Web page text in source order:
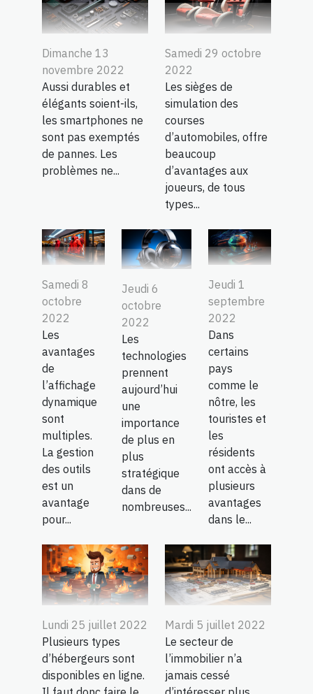
Dimanche 13
novembre 2022
Aussi durables et
élégants soient-ils,
les smartphones ne
sont pas exemptés
de pannes. Les
problèmes ne...
Samedi 29 octobre
2022
Les sièges de
simulation des
courses
d’automobiles, offre
beaucoup
d’avantages aux
joueurs, de tous
types...
Samedi 8
octobre
2022
Les
avantages
de
l’affichage
dynamique
sont
multiples.
La gestion
des outils
est un
avantage
pour...
Jeudi 6
octobre
2022
Les
technologies
prennent
aujourd’hui
une
importance
de plus en
plus
stratégique
dans de
nombreuses...
Jeudi 1
septembre
2022
Dans
certains
pays
comme le
nôtre, les
touristes et
les
résidents
ont accès à
plusieurs
avantages
dans le...
Lundi 25 juillet 2022
Plusieurs types
d’hébergeurs sont
disponibles en ligne.
Mardi 5 juillet 2022
Le secteur de
l’immobilier n’a
jamais cessé